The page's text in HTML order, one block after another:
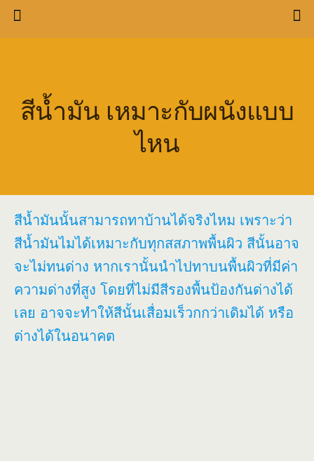
สีน้ำมัน เหมาะกับผนังแบบ
ไหน
สีน้ำมันนั้นสามารถทาบ้านได้จริงไหม เพราะว่า
สีน้ำมันไมได้เหมาะกับทุกสสภาพพื้นผิว สีนั้นอาจ
จะไม่ทนด่าง หากเรานั้นนำไปทาบนพื้นผิวที่มีค่า
ความด่างที่สูง โดยที่ไม่มีสีรองพื้นป้องกันด่างได้
เลย อาจจะทำให้สีนั้นเสื่อมเร็วกกว่าเดิมได้ หรือ
ด่างได้ในอนาคต